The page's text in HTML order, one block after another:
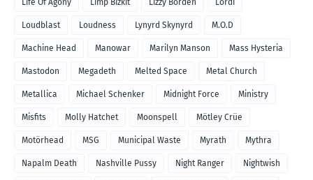
Life Of Agony Limp Bizkit Lizzy Borden Lordi
Loudblast Loudness Lynyrd Skynyrd M.O.D
Machine Head Manowar Marilyn Manson Mass Hysteria
Mastodon Megadeth Melted Space Metal Church
Metallica Michael Schenker Midnight Force Ministry
Misfits Molly Hatchet Moonspell Mötley Crüe
Motörhead MSG Municipal Waste Myrath Mythra
Napalm Death Nashville Pussy Night Ranger Nightwish